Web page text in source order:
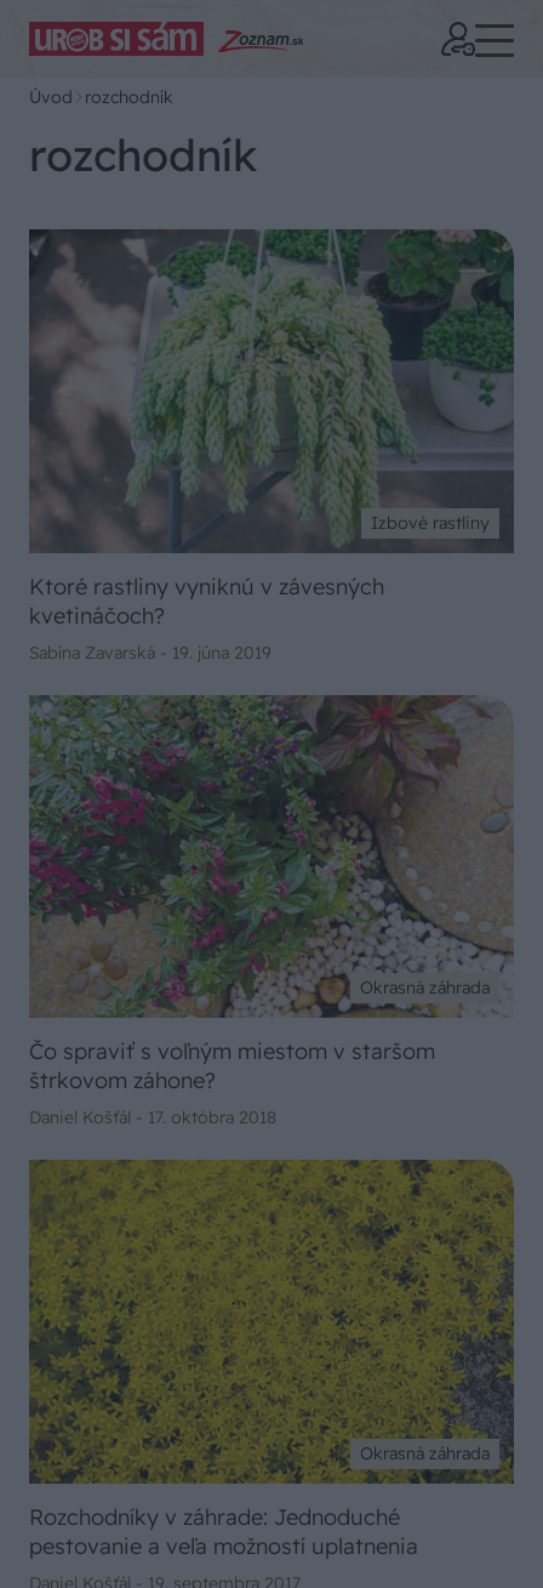
Úvod rozchodník
rozchodník
Izbové rastliny
Ktoré rastliny vyniknú v závesných
kvetináčoch?
Sabína Zavarská - 19. júna 2019
Okrasná záhrada
Čo spraviť s voľným miestom v staršom
štrkovom záhone?
Daniel Košťál - 17. októbra 2018
Okrasná záhrada
Rozchodníky v záhrade: Jednoduché
pestovanie a veľa možností uplatnenia
Daniel Košťál - 19. septembra 2017